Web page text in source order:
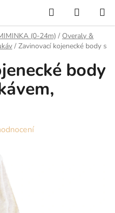
Hledat
KOŠÍK
(0-24m) / Overaly &
/ Zavinovací kojenecké body s
body